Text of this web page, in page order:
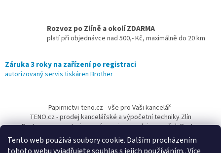
Tento web používá soubory cookie. Dalším procházením
Rozvoz po Zlíně a okolí ZDARMA
platí při objednávce nad 500,- Kč, maximálně do 20 km
Záruka 3 roky na zařízení po registraci
autorizovaný servis tiskáren Brother
a
Papirnictvi-teno.cz - vše pro Vaši kancelář
TENO.cz - prodej kancelářské a výpočetní techniky Zlín
Pantum-cr.cz - autorizovaný servis a prodejce značek Pantum